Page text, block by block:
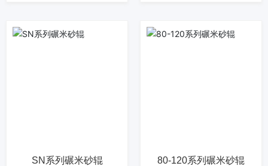
SN系列碾米砂辊 80-120系列碾米砂辊